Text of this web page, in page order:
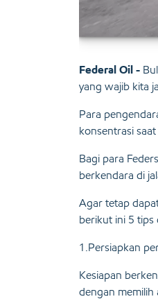
Federal Oil -
yang wajib kita
Para
konsentrasi
Bagi para
berkendara di
Agar tetap
berikut ini 5 tips
1.Persiapkan
Kesiapan
dengan memilih